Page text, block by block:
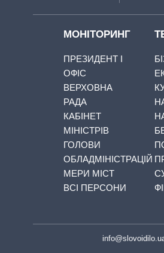
МОНІТОРИНГ
ПРЕЗИДЕНТ І
ОФІС
ВЕРХОВНА
РАДА
КАБІНЕТ
МІНІСТРІВ
ГОЛОВИ
ОБЛАДМІНІСТРАЦІЙ
МЕРИ МІСТ
ВСІ ПЕРСОНИ